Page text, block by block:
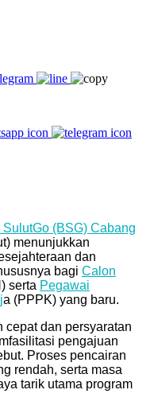
SulutGo (BSG) Cabang
menunjukkan
dan
bagi Calon
serta Pegawai
a (PPPK) yang baru.
cepat dan persyaratan
pengajuan
Proses pencairan
rendah, serta masa
tarik utama program